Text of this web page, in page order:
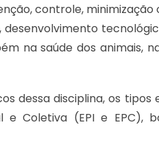
controle, minimização
desenvolvimento
na saúde dos animais,
dessa disciplina, os tipos
e Coletiva (EPI e EPC),